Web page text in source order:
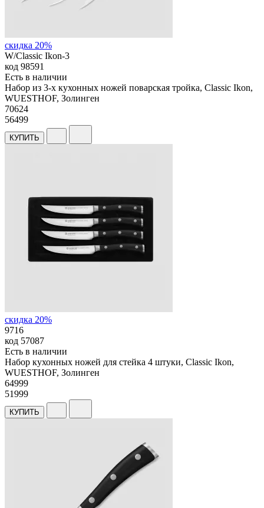
скидка 20%
W/Classic Ikon-3
код 98591
Есть в наличии
Набор из 3-х кухонных ножей поварская тройка, Classic Ikon,
WUESTHOF, Золинген
70624
56499
КУПИТЬ
скидка 20%
9716
код 57087
Есть в наличии
Набор кухонных ножей для стейка 4 штуки, Classic Ikon,
WUESTHOF, Золинген
64999
51999
КУПИТЬ